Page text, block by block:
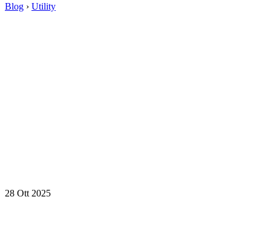
Blog › Utility
28 Ott 2025